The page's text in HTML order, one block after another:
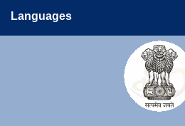
Languages